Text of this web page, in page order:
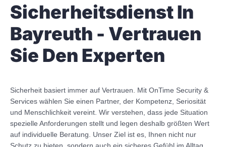
Sicherheitsdienst In
Bayreuth - Vertrauen
Sie Den Experten
Sicherheit basiert immer auf Vertrauen. Mit OnTime Security &
Services wählen Sie einen Partner, der Kompetenz, Seriosität
und Menschlichkeit vereint. Wir verstehen, dass jede Situation
spezielle Anforderungen stellt und legen deshalb größten Wert
auf individuelle Beratung. Unser Ziel ist es, Ihnen nicht nur
Schutz zu bieten, sondern auch ein sicheres Gefühl im Alltag..